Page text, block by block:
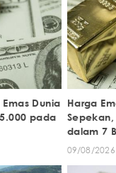
Dunia
pada
Harga
dalam 7
09/08/2026